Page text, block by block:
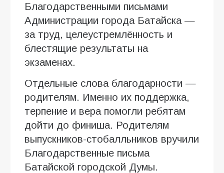
Благодарственными письмами
Администрации города Батайска —
за труд, целеустремлённость и
блестящие результаты на
экзаменах.
Отдельные слова благодарности —
родителям. Именно их поддержка,
терпение и вера помогли ребятам
дойти до финиша. Родителям
выпускников-стобалльников вручили
Благодарственные письма
Батайской городской Думы.